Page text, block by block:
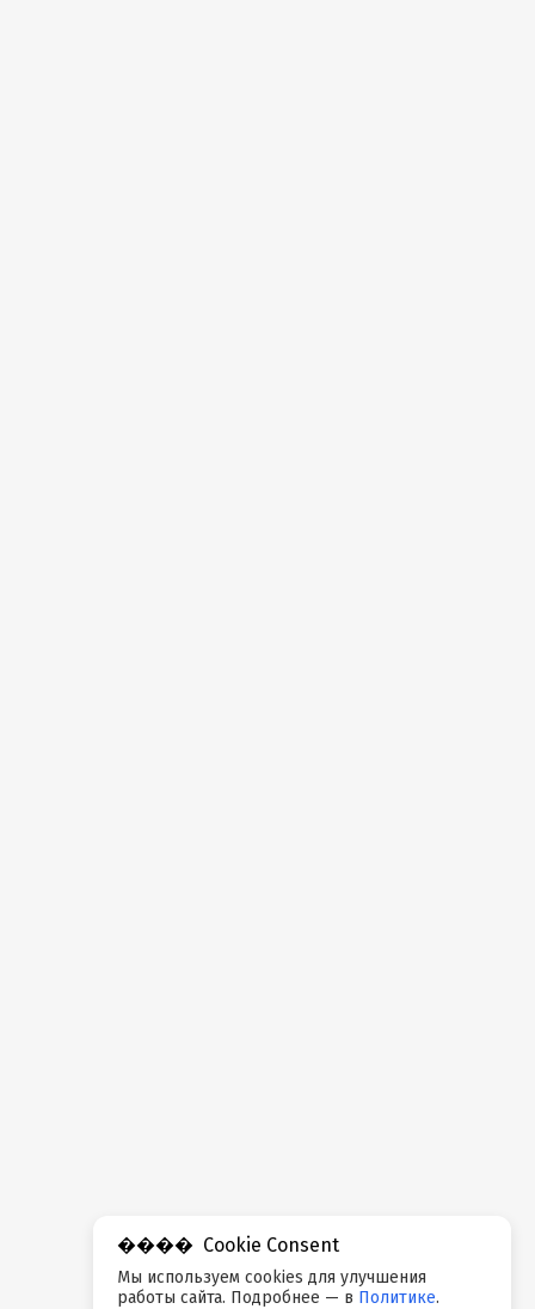
Cookie Consent
Мы используем cookies для улучшения
работы сайта. Подробнее — в Политике.